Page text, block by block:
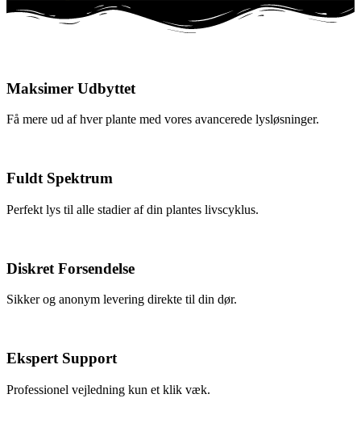
Maksimer Udbyttet
Få mere ud af hver plante med vores avancerede lysløsninger.
Fuldt Spektrum
Perfekt lys til alle stadier af din plantes livscyklus.
Diskret Forsendelse
Sikker og anonym levering direkte til din dør.
Ekspert Support
Professionel vejledning kun et klik væk.